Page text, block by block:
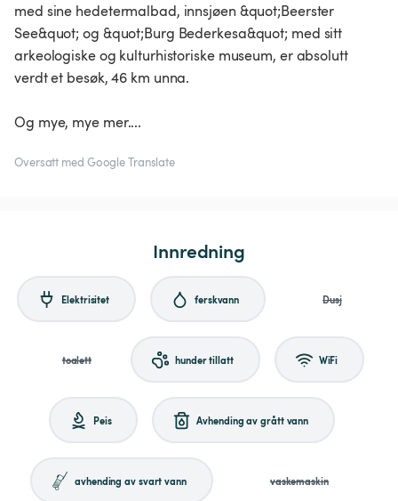
med sine hedetermalbad, innsjøen &quot;Beerster
See&quot; og &quot;Burg Bederkesa&quot; med sitt
arkeologiske og kulturhistoriske museum, er absolutt
verdt et besøk, 46 km unna.
Og mye, mye mer....
Oversatt med Google Translate
Innredning
Elektrisitet ferskvann Dusj
toalett hunder tillatt WiFi
Peis Avhending av grått vann
avhending av svart vann vaskemaskin